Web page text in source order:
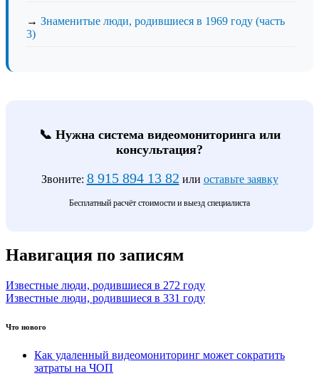
→ Знаменитые люди, родившиеся в 1969 году (часть
3)
📞 Нужна система видеомониторинга или
консультация?
Звоните: 8 915 894 13 82 или оставьте заявку
Бесплатный расчёт стоимости и выезд специалиста
Навигация по записям
Известные люди, родившиеся в 272 году
Известные люди, родившиеся в 331 году
Что нового
Как удаленный видеомониторинг может сократить
затраты на ЧОП